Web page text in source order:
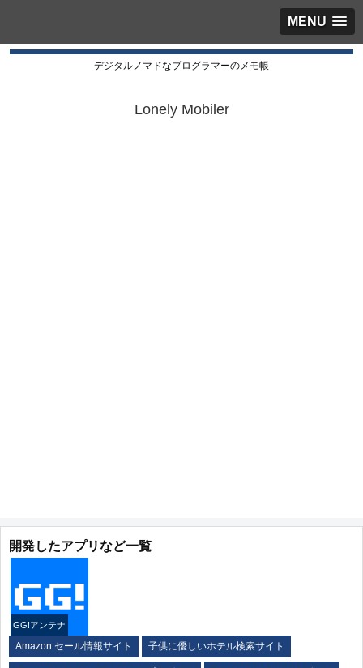
MENU
デジタルノマドなプログラマーのメモ帳
Lonely Mobiler
開発したアプリなど一覧
GG!アンテナ
Amazon セール情報サイト 子供に優しいホテル検索サイト